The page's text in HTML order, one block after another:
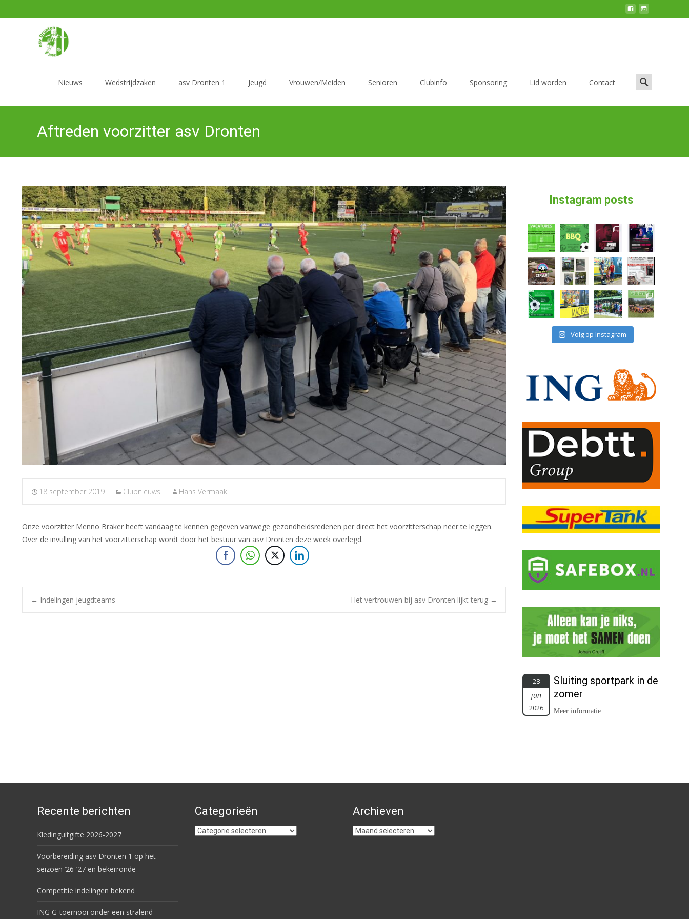
naar
inhoud
Nieuws Wedstrijdzaken asv Dronten 1 Jeugd Vrouwen/Meiden Senioren Clubinfo Sponsoring Lid worden Contact
Zoek
naar:
Aftreden voorzitter asv Dronten
18 september 2019 Clubnieuws Hans Vermaak
Onze voorzitter Menno Braker heeft vandaag te kennen gegeven vanwege gezondheidsredenen per direct het voorzitterschap neer te leggen.
Over de invulling van het voorzitterschap wordt door het bestuur van asv Dronten deze week overlegd.
Bericht
← Indelingen jeugdteams Het vertrouwen bij asv Dronten lijkt terug →
Instagram posts
Volg op Instagram
28
jun
2026
Sluiting sportpark in de
zomer
Meer informatie...
Recente berichten
Kledinguitgifte 2026-2027
Voorbereiding asv Dronten 1 op het
seizoen ’26-’27 en bekerronde
Competitie indelingen bekend
ING G-toernooi onder een stralend
Categorieën
Categorieën
Archieven
Archieven